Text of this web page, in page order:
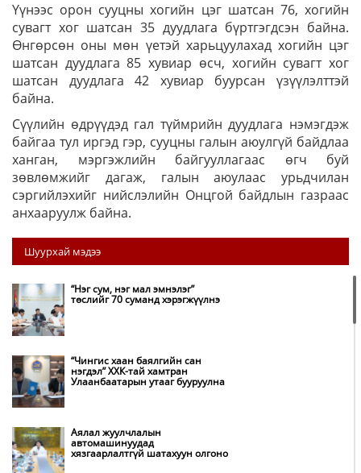
Үүнээс орон сууцны хогийн цэг шатсан 76, хогийн
сувагт хог шатсан 35 дуудлага бүртгэгдсэн байна.
Өнгөрсөн оны мөн үетэй харьцуулахад хогийн цэг
шатсан дуудлага 85 хувиар өсч, хогийн сувагт хог
шатсан дуудлага 42 хувиар буурсан үзүүлэлттэй
байна.
Сүүлийн өдрүүдэд гал түймрийн дуудлага нэмэгдэж
байгаа тул иргэд гэр, сууцны галын аюулгүй байдлаа
ханган, мэргэжлийн байгууллагаас өгч буй
зөвлөмжийг дагаж, галын аюулаас урьдчилан
сэргийлэхийг нийслэлийн Онцгой байдлын газраас
анхааруулж байна.
Шуурхай мэдээ
“Нэг сум, нэг мал эмнэлэг”
төслийг 70 суманд хэрэгжүүлнэ
“Чингис хаан баялгийн сан
нэгдэл” ХХК-тай хамтран
Улаанбаатарын утааг бууруулна
Аялал жуулчлалын
автомашинуудад
хязгаарлалтгүй шатахуун олгоно